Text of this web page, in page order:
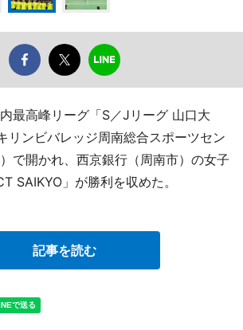
最高峰リーグ「S／Jリーグ 山口大
リンビバレッジ周南総合スポーツセン
で開かれ、西京銀行（周南市）の女子
SAIKYO」が勝利を収めた。
記事を読む